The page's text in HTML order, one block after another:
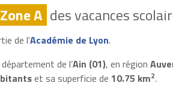
Zone A des vacances
de l'Académie de Lyon.
de l’Ain (01), en région
et sa superficie de 10.75 km2.